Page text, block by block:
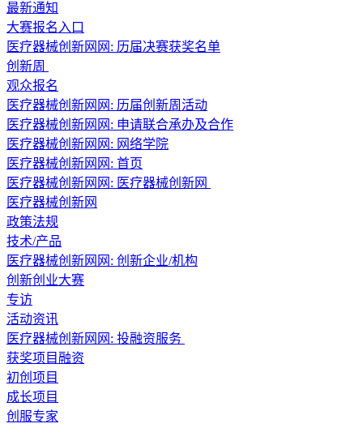
最新通知
大赛报名入口
医疗器械创新网网: 历届决赛获奖名单
创新周
观众报名
医疗器械创新网网: 历届创新周活动
医疗器械创新网网: 申请联合承办及合作
医疗器械创新网网: 网络学院
医疗器械创新网网: 首页
医疗器械创新网网: 医疗器械创新网
医疗器械创新网
政策法规
技术/产品
医疗器械创新网网: 创新企业/机构
创新创业大赛
专访
活动资讯
医疗器械创新网网: 投融资服务
获奖项目融资
初创项目
成长项目
创服专家